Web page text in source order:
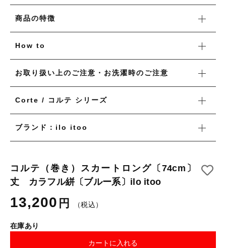
商品の特徴
How to
お取り扱い上のご注意・お洗濯時のご注意
Corte / コルテ シリーズ
ブランド：ilo itoo
コルテ（巻き）スカートロング〔74cm〕
丈 カラフル絣〔ブルー系〕ilo itoo
13,200 円 （税込）
在庫あり
カートに入れる
ギフトラッピング
その他
新着商品
セール
コトカラについて
お知らせ
ブログ